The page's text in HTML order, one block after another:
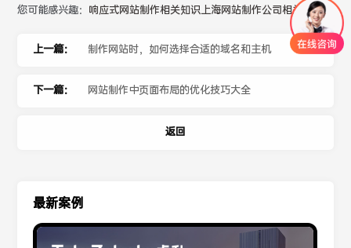
您可能感兴趣： 响应式网站制作相关知识上海网站制作公司相关内容
上一篇： 制作网站时，如何选择合适的域名和主机
下一篇： 网站制作中页面布局的优化技巧大全
返回
最新案例